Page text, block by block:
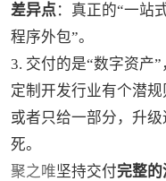
差异点 ：真正的“一站
程序外包”。
3. 交付的是“数字资产
定制开发行业有个潜规
或者只给一部分，升
死。
聚之唯坚持交付完整